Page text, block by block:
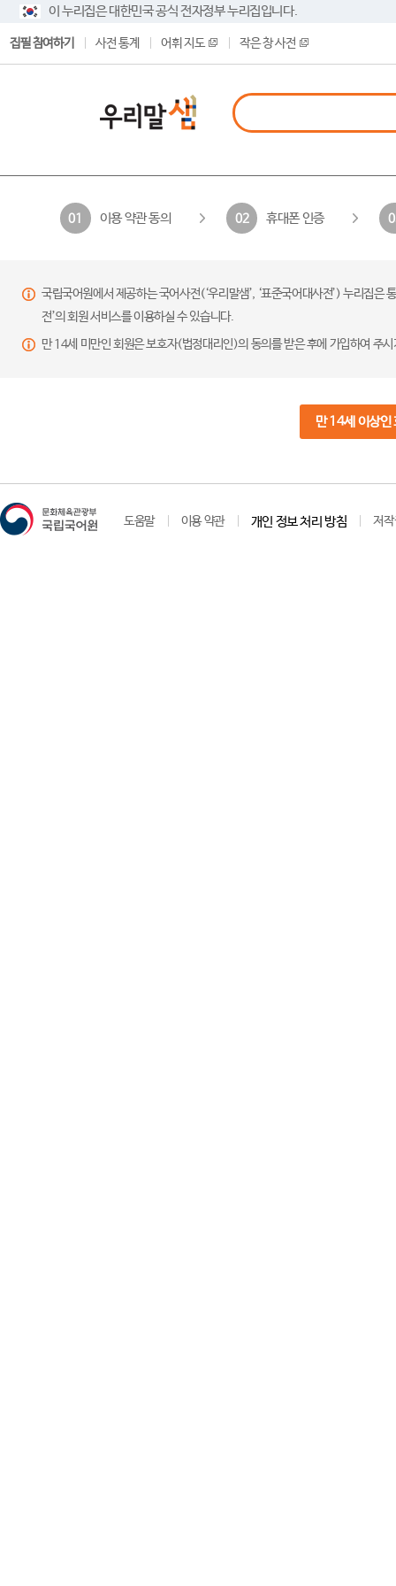
이 누리집은 대한민국 공식 전자정부 누리집입니다.
집필 참여하기 사전 통계 어휘 지도 작은 창 사전
01 이용 약관 동의 02 휴대폰 인증
국립국어원에서 제공하는 국어사전(‘우리말샘’, ‘표준국어대사전’) 누리집
전’의 회원 서비스를 이용하실 수 있습니다.
만 14세 미만인 회원은 보호자(법정대리인)의 동의를 받은 후에 가입하여 주
만 14세 이상인
도움말 이용 약관 개인 정보 처리 방침 저